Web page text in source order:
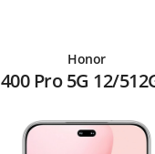
Honor
400 Pro 5G 12/